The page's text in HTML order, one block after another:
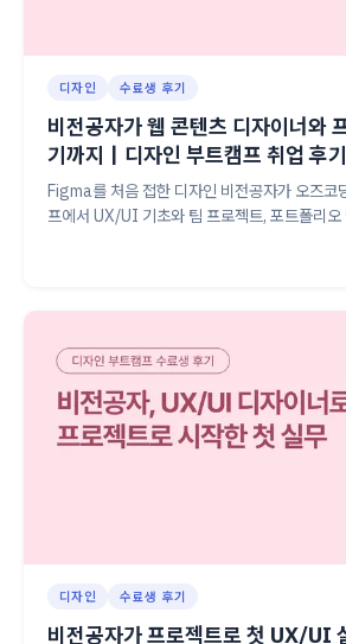
디자인 수료생 후기
비전공자가 웹 콘텐츠 디자이너와
기까지｜디자인 부트캠프 취업 후기
Figma를 처음 접한 디자인 비전공자가 오즈코
프에서 UX/UI 기초와 팀 프로젝트, 포트폴리오
디자인 수료생 후기
비전공자가 프로젝트로 첫 UX/UI